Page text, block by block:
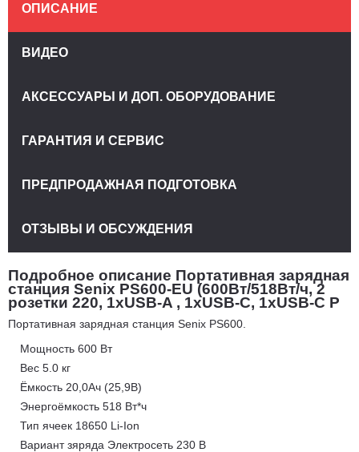
Подробное описание Портативная зарядная
станция Senix PS600-EU (600Вт/518Вт/ч, 2
розетки 220, 1хUSB-A , 1хUSB-C, 1хUSB-C P
Портативная зарядная станция Senix PS600.
Мощность 600 Вт
Вес 5.0 кг
Ёмкость 20,0Ач (25,9В)
Энергоёмкость 518 Вт*ч
Тип ячеек 18650 Li-Ion
Вариант зяряда Электросеть 230 В
ОПИСАНИЕ
ВИДЕО
АКСЕССУАРЫ И ДОП. ОБОРУДОВАНИЕ
ГАРАНТИЯ И СЕРВИС
ПРЕДПРОДАЖНАЯ ПОДГОТОВКА
ОТЗЫВЫ И ОБСУЖДЕНИЯ